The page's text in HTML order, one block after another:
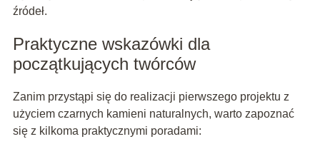
źródeł.
Praktyczne wskazówki dla
początkujących twórców
Zanim przystąpi się do realizacji pierwszego projektu z
użyciem czarnych kamieni naturalnych, warto zapoznać
się z kilkoma praktycznymi poradami: